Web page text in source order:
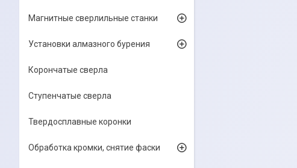
Магнитные сверлильные станки
Установки алмазного бурения
Корончатые сверла
Ступенчатые сверла
Твердосплавные коронки
Обработка кромки, снятие фаски